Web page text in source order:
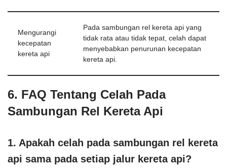
Mengurangi
kecepatan
kereta api
Pada sambungan rel kereta api yang
tidak rata atau tidak tepat, celah dapat
menyebabkan penurunan kecepatan
kereta api.
6. FAQ Tentang Celah Pada
Sambungan Rel Kereta Api
1. Apakah celah pada sambungan rel kereta
api sama pada setiap jalur kereta api?